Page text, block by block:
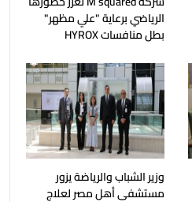
الرياضي برعاية "علي مظهر"
بطل منافسات HYROX
وزير الشباب والرياضة يزور
مستشفى أهل مصر لعلاج